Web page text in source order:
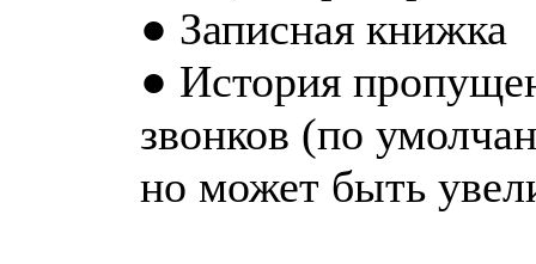
● Записная книжка
● История
звонков (по
но может быть